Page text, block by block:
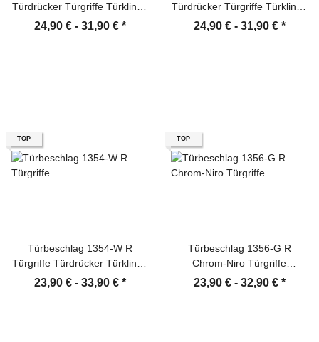
Türdrücker Türgriffe Türklinke
Türbeschläge
24,90 € - 31,90 € *
Türdrücker Türgriffe Türklinke
Türbeschläge
24,90 € - 31,90 € *
TOP
Türbeschlag 1354-W R
Türgriffe Türdrücker Türklinke
Türbeschläge
23,90 € - 33,90 € *
TOP
Türbeschlag 1356-G R
Chrom-Niro Türgriffe
Türdrücker Türklinke
23,90 € - 32,90 € *